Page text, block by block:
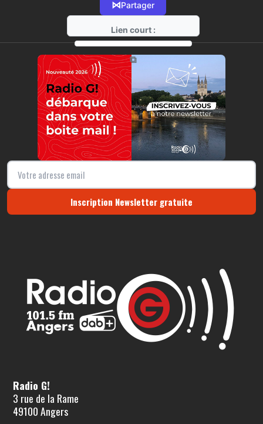
⋈Partager
Lien court :
https://radio-g.fr?11390
⧉
Inscription Newsletter gratuite
Radio G!
3 rue de la Rame
49100 Angers